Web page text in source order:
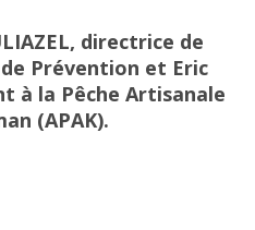
directrice de
Prévention et Eric
à la Pêche Artisanale
(APAK).